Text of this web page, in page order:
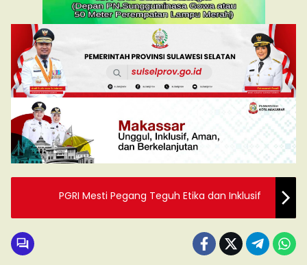
PGRI Mesti Pegang Teguh Etika dan Inklusif